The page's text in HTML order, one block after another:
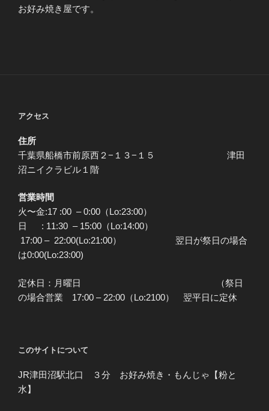
お好み焼き屋です。
アクセス
住所
千葉県船橋市前原西２−１３−１５ 津田
沼ニイクラビル１階
営業時間
火〜金:17 :00 – 0:00（Lo:23:00）
日 : 11:30 – 15:00（Lo:14:00）
17:00 – 22:00(Lo:21:00） 翌日が祭日の場合
は0:00(Lo:23:00)
定休日：月曜日 （祭日
の場合営業 17:00 – 22:00（Lo:2100） 翌平日に定休
このサイトについて
JR津田沼駅北口 ３分 お好み焼き・もんじゃ【粉と
水】